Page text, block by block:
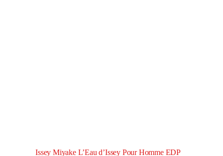
Issey Miyake L’Eau d’Issey Pour Homme EDP